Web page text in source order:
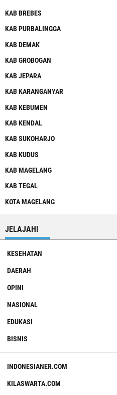
KAB BREBES
KAB PURBALINGGA
KAB DEMAK
KAB GROBOGAN
KAB JEPARA
KAB KARANGANYAR
KAB KEBUMEN
KAB KENDAL
KAB SUKOHARJO
KAB KUDUS
KAB MAGELANG
KAB TEGAL
KOTA MAGELANG
JELAJAHI
KESEHATAN
DAERAH
OPINI
NASIONAL
EDUKASI
BISNIS
INDONESIANER.COM
KILASWARTA.COM